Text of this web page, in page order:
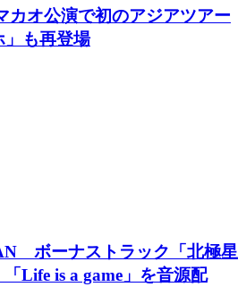
オ公演で初のアジアツアー
も再登場
ボーナストラック「北極星
「Life is a game」を音源配